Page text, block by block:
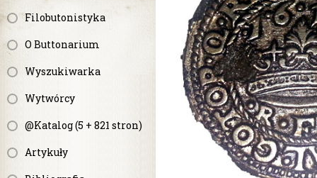
Filobutonistyka
O Buttonarium
Wyszukiwarka
Wytwórcy
@Katalog (5 + 821 stron)
Artykuły